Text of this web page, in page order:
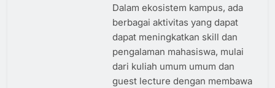
Dalam ekosistem kampus, ada
berbagai aktivitas yang dapat
dapat meningkatkan skill dan
pengalaman mahasiswa, mulai
dari kuliah umum umum dan
guest lecture dengan membawa